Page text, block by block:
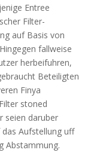
Entree
Filter-
auf Basis von
fallweise
herbeifuhren,
Beteiligten
Finya
stoned
seien daruber
Aufstellung uff
Abstammung.